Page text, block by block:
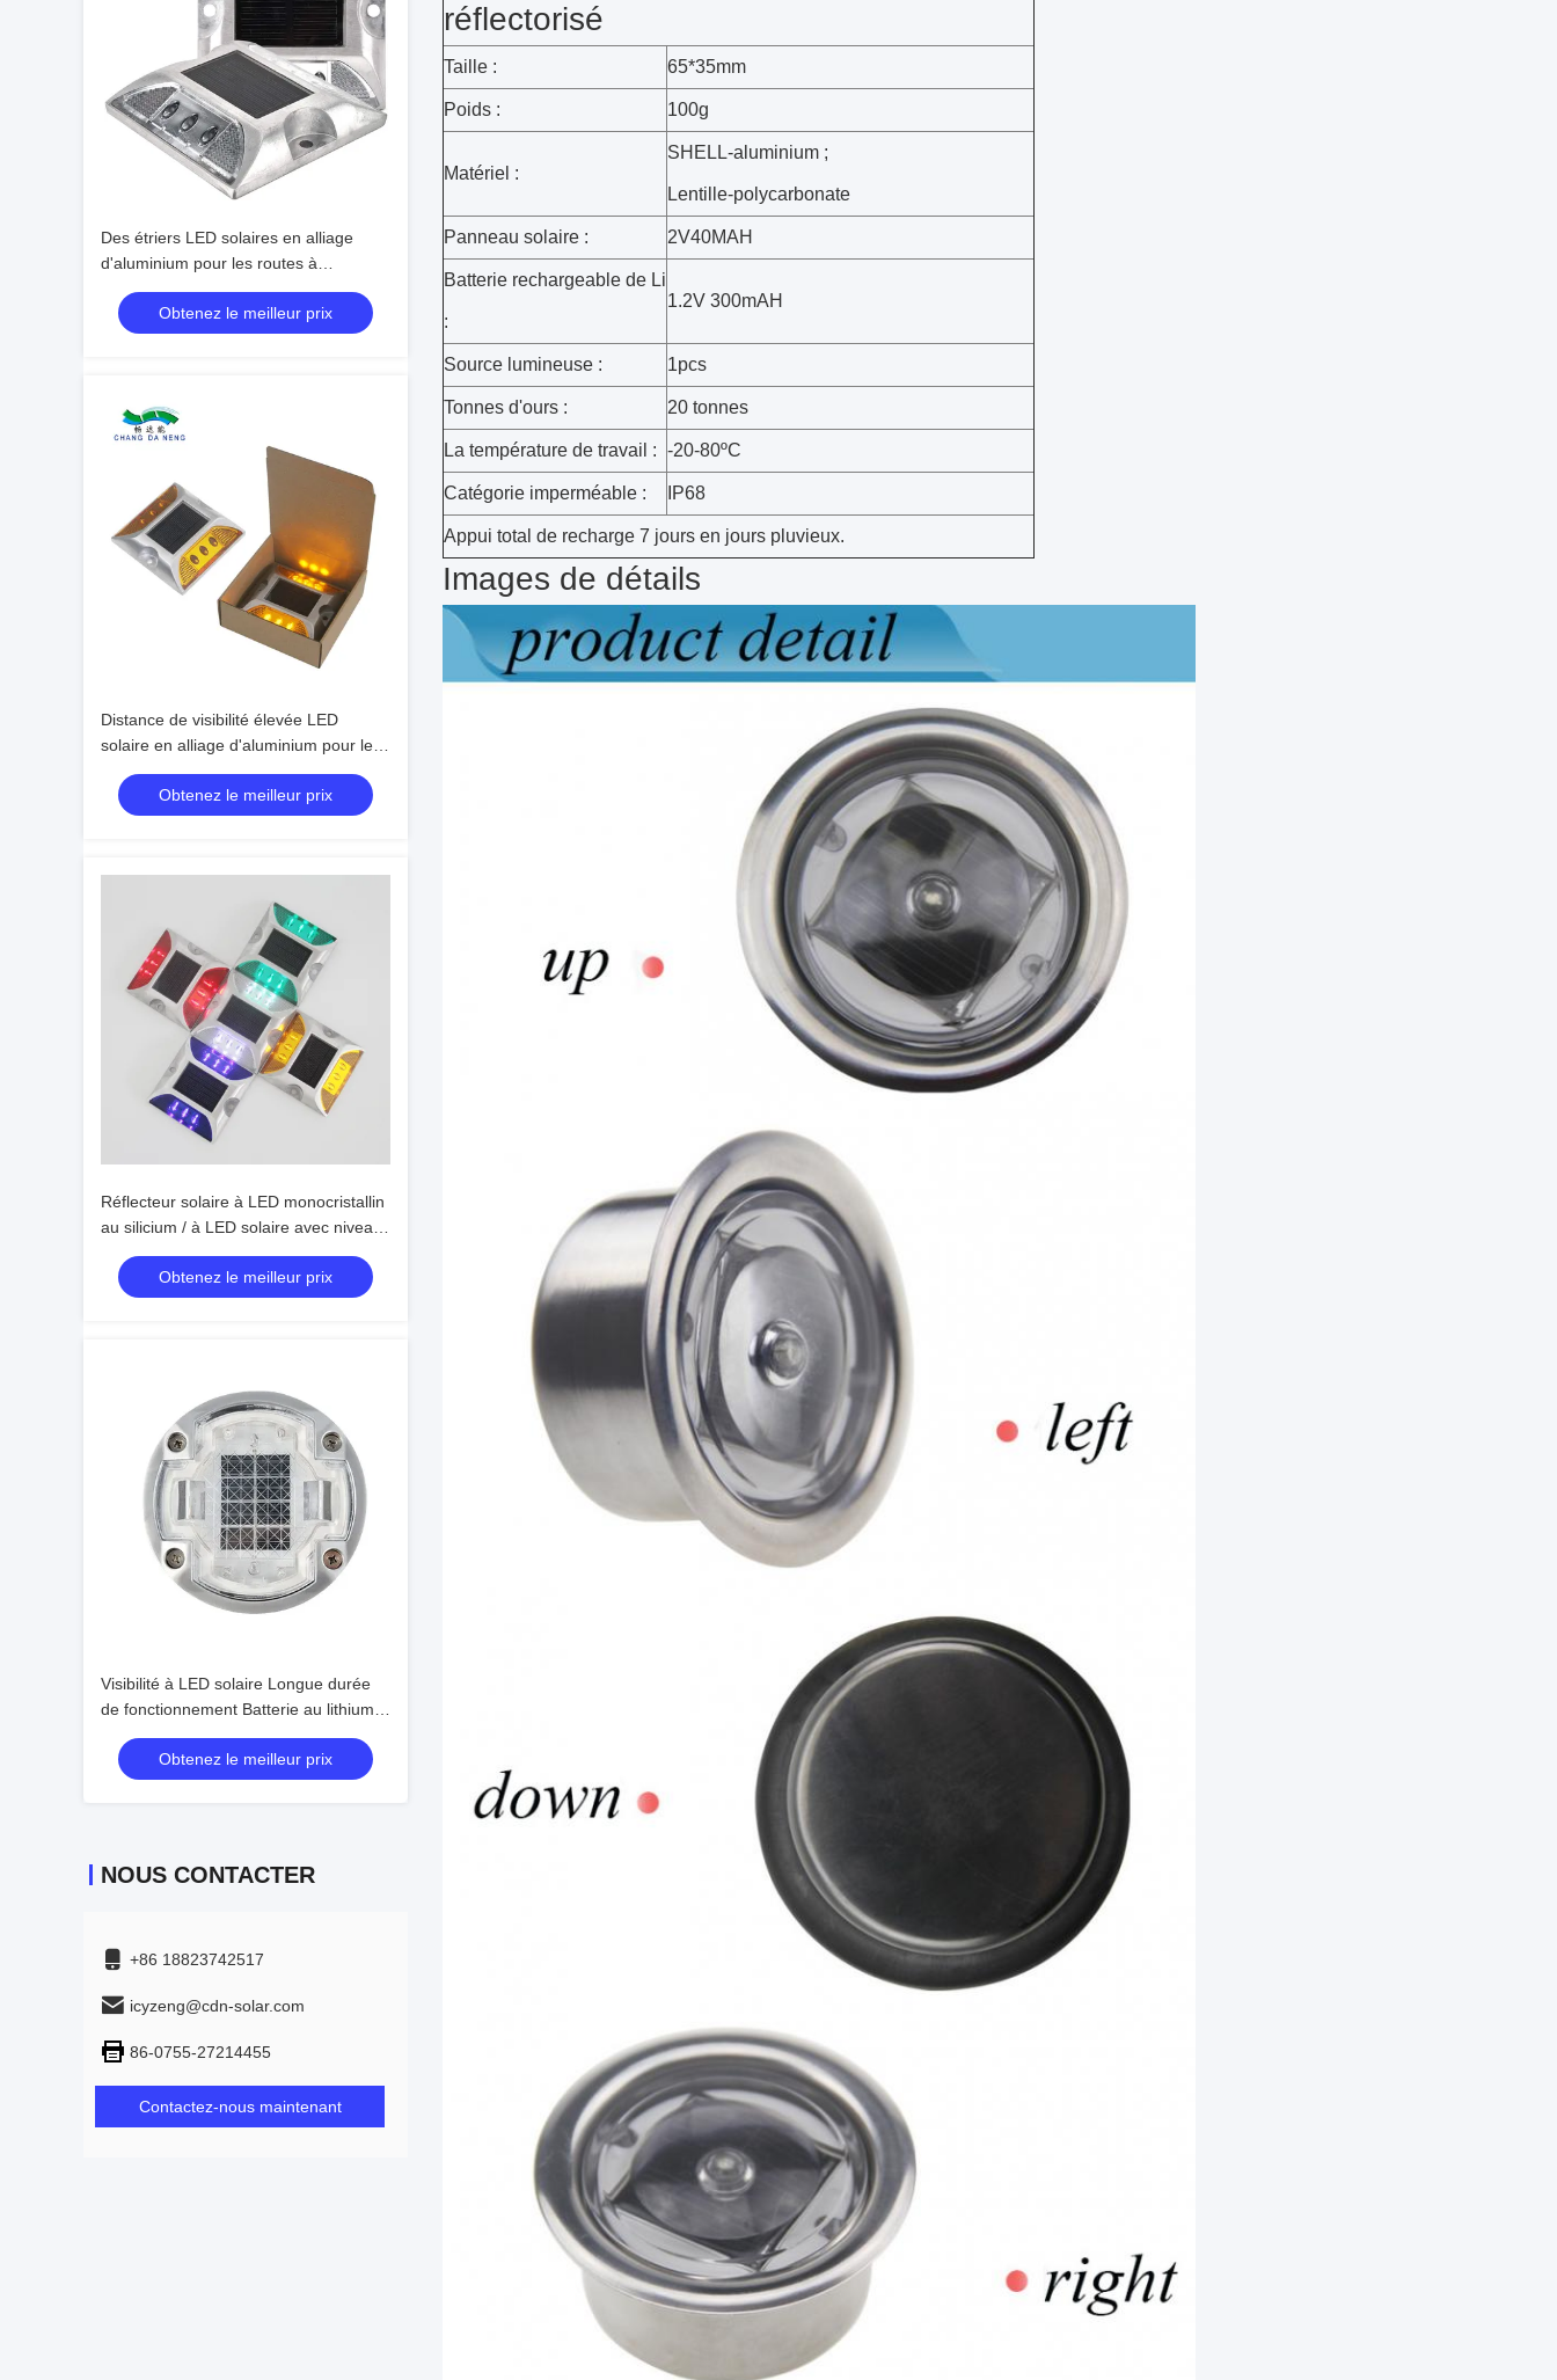
Des étriers LED solaires en alliage
d'aluminium pour les routes à
température extrême
Obtenez le meilleur prix
Distance de visibilité élevée LED
solaire en alliage d'aluminium pour le
marquage routier
Obtenez le meilleur prix
Réflecteur solaire à LED monocristallin
au silicium / à LED solaire avec niveau
d'étanchéité IP68
Obtenez le meilleur prix
Visibilité à LED solaire Longue durée
de fonctionnement Batterie au lithium
Panneau de silicium monocristallin >
48h
Obtenez le meilleur prix
NOUS CONTACTER
+86 18823742517
icyzeng@cdn-solar.com
86-0755-27214455
Contactez-nous maintenant
réflectorisé
Taille : 65*35mm
Poids : 100g
Matériel :
SHELL-aluminium ;
Lentille-polycarbonate
Panneau solaire : 2V40MAH
Batterie rechargeable de Li
:
1.2V 300mAH
Source lumineuse : 1pcs
Tonnes d'ours : 20 tonnes
La température de travail : -20-80ºC
Catégorie imperméable : IP68
Appui total de recharge 7 jours en jours pluvieux.
Images de détails